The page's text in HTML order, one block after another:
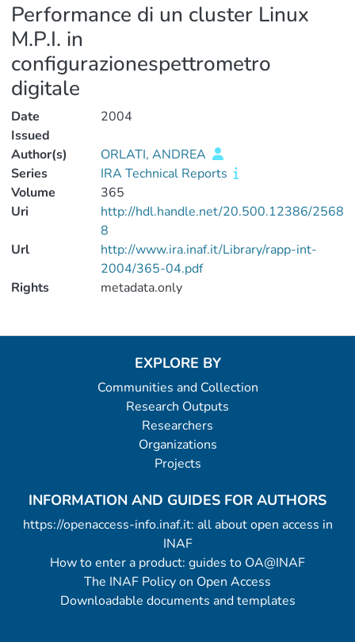
Performance di un cluster Linux
M.P.I. in
configurazionespettrometro
digitale
Date
Issued
2004
Author(s)
ORLATI, ANDREA
Series
IRA Technical Reports
Volume
365
Uri
http://hdl.handle.net/20.500.12386/2568
8
Url
http://www.ira.inaf.it/Library/rapp-int-
2004/365-04.pdf
Rights
metadata.only
EXPLORE BY
Communities and Collection
Research Outputs
Researchers
Organizations
Projects
INFORMATION AND GUIDES FOR AUTHORS
https://openaccess-info.inaf.it: all about open access in
INAF
How to enter a product: guides to OA@INAF
The INAF Policy on Open Access
Downloadable documents and templates